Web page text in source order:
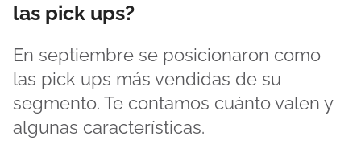
las pick ups?
En septiembre se posicionaron como
las pick ups más vendidas de su
segmento. Te contamos cuánto valen y
algunas características.